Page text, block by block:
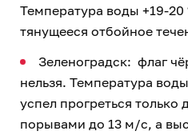
Температура воды +19-20
тянущееся отбойное
Зеленоградск: флаг
нельзя. Температура
успел прогреться только
порывами до 13 м/с, а